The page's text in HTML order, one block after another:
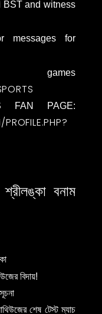
BST and witness
messages for
FAN PAGE:
বনাম
বিদায়!
শেষ টেস্ট ম্যাচ